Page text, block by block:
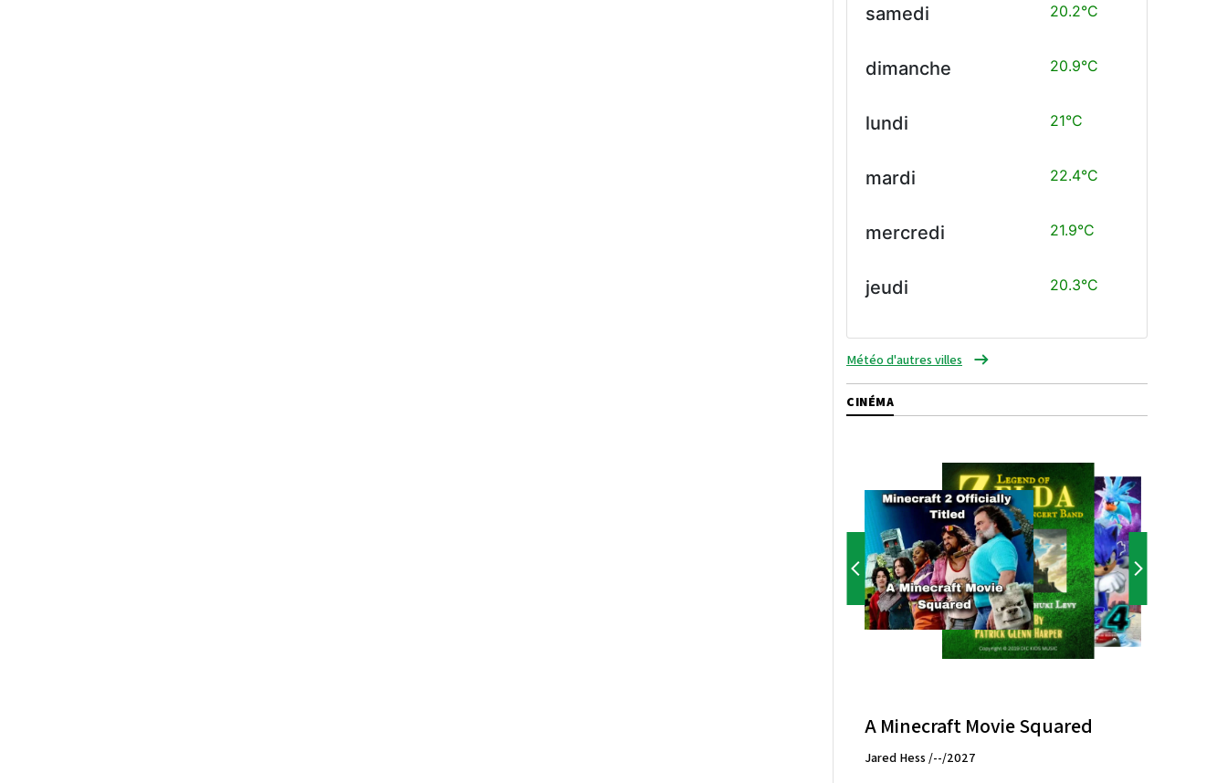
samedi 20.2°C
dimanche 20.9°C
lundi 21°C
mardi 22.4°C
mercredi 21.9°C
jeudi 20.3°C
Météo d'autres villes
CINÉMA
A Minecraft Movie Squared
Jared Hess /--/2027